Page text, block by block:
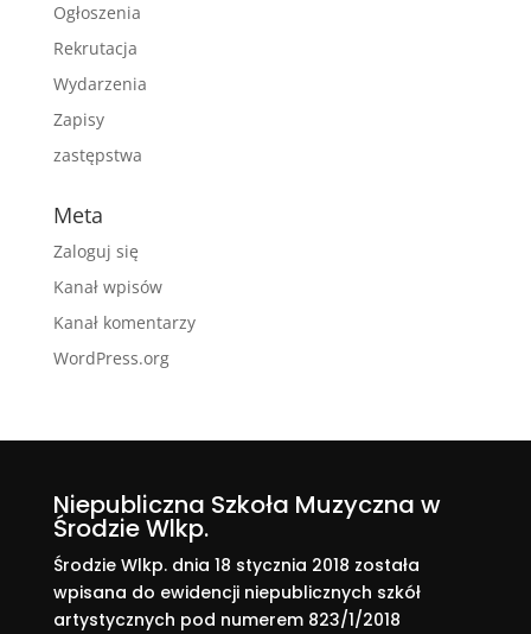
Ogłoszenia
Rekrutacja
Wydarzenia
Zapisy
zastępstwa
Meta
Zaloguj się
Kanał wpisów
Kanał komentarzy
WordPress.org
Niepubliczna Szkoła Muzyczna w
Środzie Wlkp.
Środzie Wlkp. dnia 18 stycznia 2018 została
wpisana do ewidencji niepublicznych szkół
artystycznych pod numerem 823/1/2018